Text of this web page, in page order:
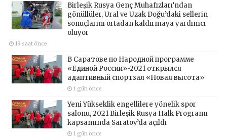
Birleşik Rusya Genç Muhafızları’ndan
gönüllüler, Ural ve Uzak Doğu’daki sellerin
sonuçlarını ortadan kaldırmaya yardımcı
oluyor
19 saat önce
В Саратове по Народной программе
«Единой России»-2021 открылся
адаптивный спортзал «Новая высота»
1 gün önce
Yeni Yükseklik engellilere yönelik spor
salonu, 2021 Birleşik Rusya Halk Programı
kapsamında Saratov’da açıldı
1 gün önce